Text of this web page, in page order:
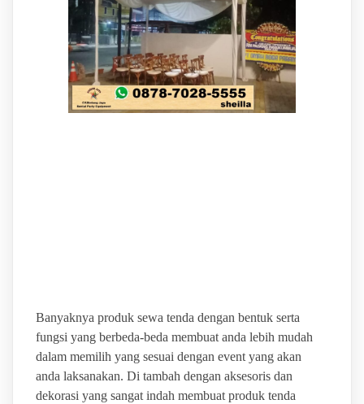
Banyaknya produk sewa tenda dengan bentuk serta
fungsi yang berbeda-beda membuat anda lebih mudah
dalam memilih yang sesuai dengan event yang akan
anda laksanakan. Di tambah dengan aksesoris dan
dekorasi yang sangat indah membuat produk tenda